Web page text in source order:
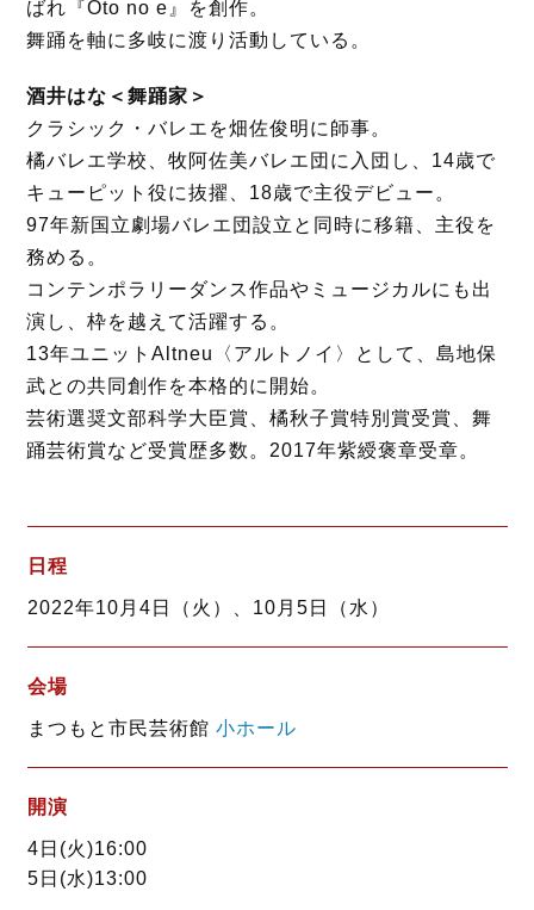
ばれ『Oto no e』を創作。
舞踊を軸に多岐に渡り活動している。
酒井はな＜舞踊家＞
クラシック・バレエを畑佐俊明に師事。
橘バレエ学校、牧阿佐美バレエ団に入団し、14歳で
キューピット役に抜擢、18歳で主役デビュー。
97年新国立劇場バレエ団設立と同時に移籍、主役を
務める。
コンテンポラリーダンス作品やミュージカルにも出
演し、枠を越えて活躍する。
13年ユニットAltneu〈アルトノイ〉として、島地保
武との共同創作を本格的に開始。
芸術選奨文部科学大臣賞、橘秋子賞特別賞受賞、舞
踊芸術賞など受賞歴多数。2017年紫綬褒章受章。
日程
2022年10月4日（火）、10月5日（水）
会場
まつもと市民芸術館 小ホール
開演
4日(火)16:00
5日(水)13:00